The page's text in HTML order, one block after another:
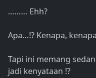
……… Ehh?
Apa…!? Kenapa,
Tapi ini memang
jadi kenyataan !?